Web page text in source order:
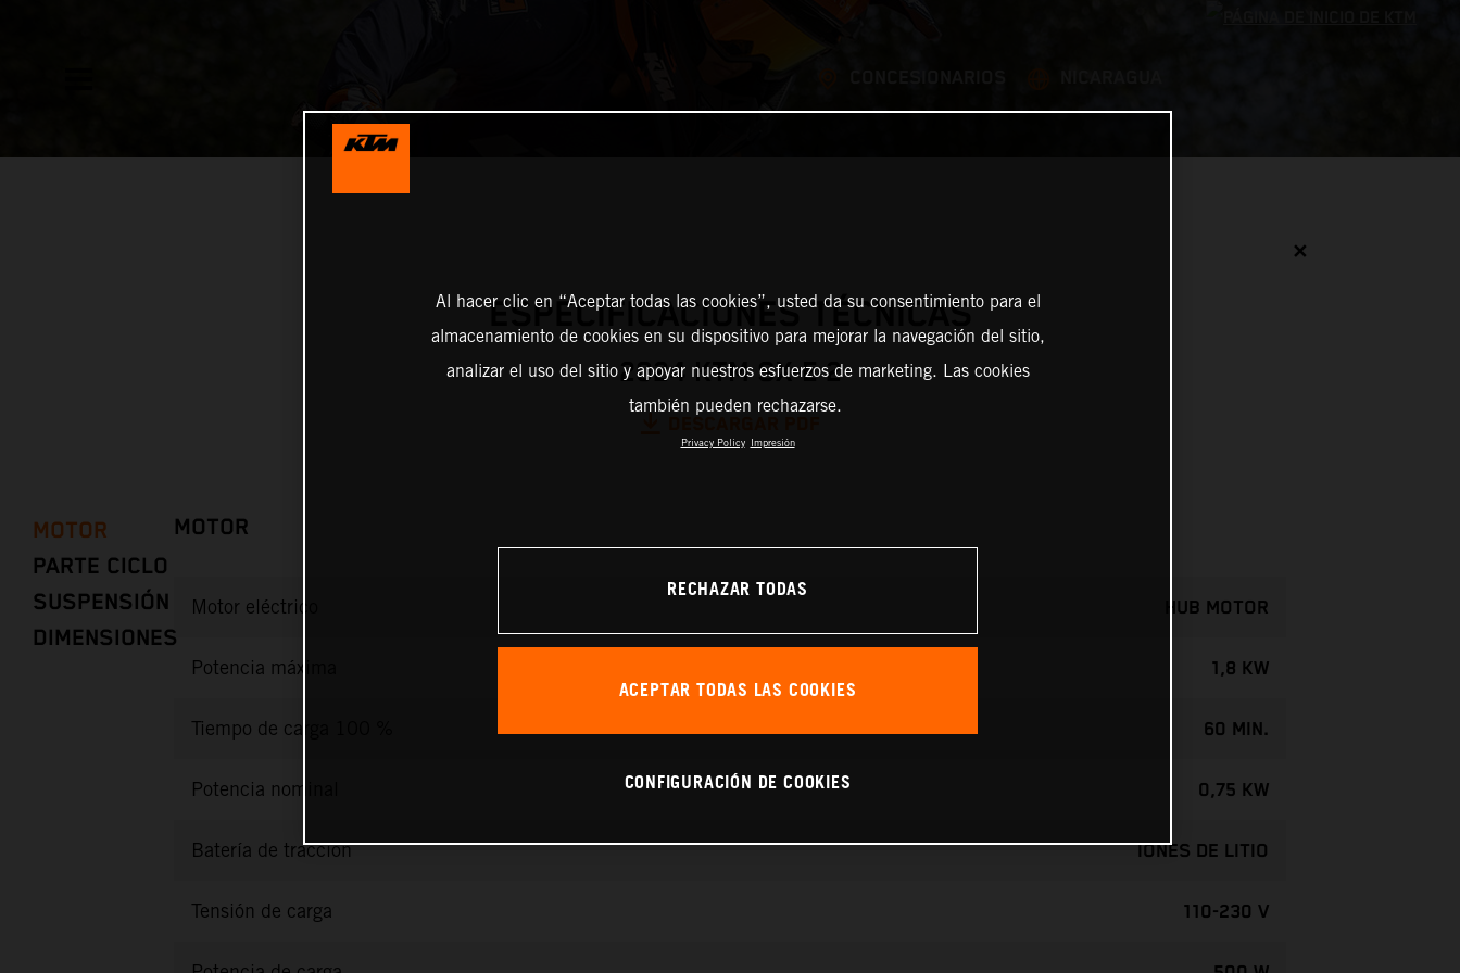
✕
ESPECIFICACIONES TÉCNICAS
2024 KTM SX-E 2
MOTOR
PARTE CICLO
SUSPENSIÓN
DIMENSIONES
MOTOR
Motor eléctrico HUB MOTOR
Potencia máxima 1,8 KW
Tiempo de carga 100 % 60 MIN.
Potencia nominal 0,75 KW
Batería de tracción IONES DE LITIO
Tensión de carga 110-230 V
Al hacer clic en “Aceptar todas las cookies”, usted da su consentimiento para el
almacenamiento de cookies en su dispositivo para mejorar la navegación del sitio,
analizar el uso del sitio y apoyar nuestros esfuerzos de marketing. Las cookies
también pueden rechazarse.
Privacy Policy Impresión
RECHAZAR TODAS
ACEPTAR TODAS LAS COOKIES
CONFIGURACIÓN DE COOKIES